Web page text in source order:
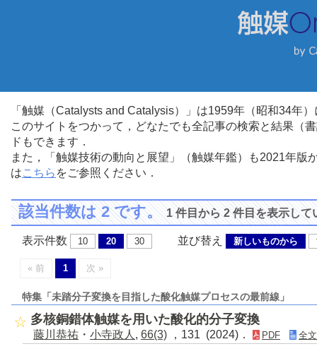
「触媒（Catalysts and Catalysis）」は1959年（昭和34年
このサイトをつかって，どなたでも全記事の検索と結果（
ドもできます．
また，「触媒技術の動向と展望」（触媒年鑑）も2021年
はこちら をご参照ください．
該当件数は 2 です。1 件目から 2 件目を表示して
表示件数 10 20 30 並び替え 新しいものから
« 前 1 次 »
特集「未踏分子変換を目指した酸化触媒プロセスの最前線」
多核銅錯体触媒を用いた酸化的分子変換
藤川恭祐 ・ 小寺政人 , 66(3) ，131 (2024)． PDF 全